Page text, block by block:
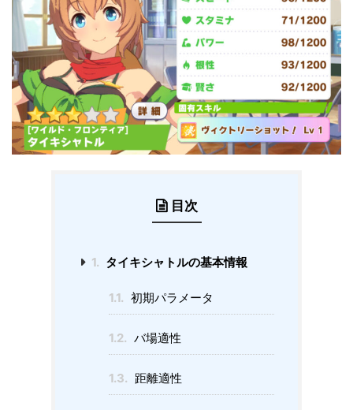
目次
1. タイキシャトルの基本情報
1.1. 初期パラメータ
1.2. バ場適性
1.3. 距離適性